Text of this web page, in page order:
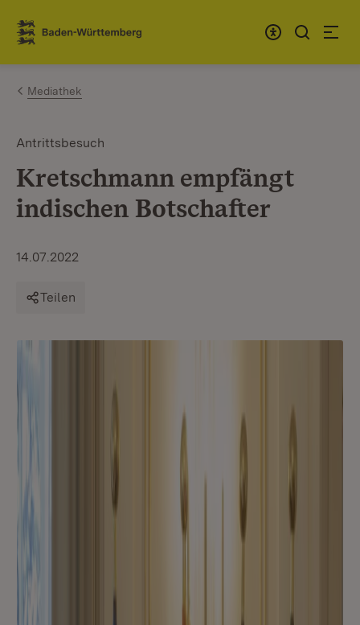
Zum Inhalt springen
Link zur Startseite
Mediathek
Antrittsbesuch
Kretschmann empfängt
indischen Botschafter
14.07.2022
Teilen